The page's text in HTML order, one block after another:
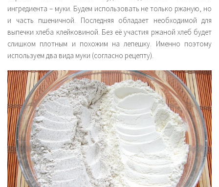
ингредиента – муки. Будем использовать не только ржаную, но
и часть пшеничной. Последняя обладает необходимой для
выпечки хлеба клейковиной. Без её участия ржаной хлеб будет
слишком плотным и похожим на лепешку. Именно поэтому
используем два вида муки (согласно рецепту).